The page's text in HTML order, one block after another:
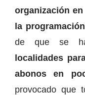
organización
la
de que se
localidades
abonos en
provocado que